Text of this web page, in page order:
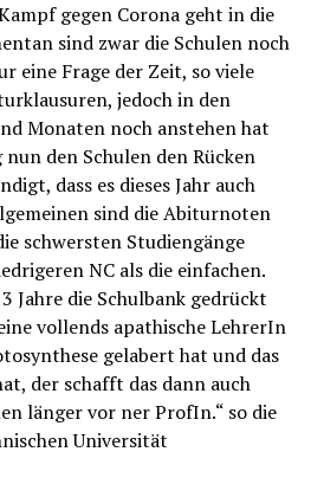
gegen Corona geht in die
sind zwar die Schulen noch
eine Frage der Zeit, so viele
jedoch in den
Monaten noch anstehen hat
nun den Schulen den Rücken
dass es dieses Jahr auch
sind die Abiturnoten
schwersten Studiengänge
NC als die einfachen.
Jahre die Schulbank gedrückt
vollends apathische LehrerIn
gelabert hat und das
der schafft das dann auch
länger vor ner ProfIn.“ so die
Universität